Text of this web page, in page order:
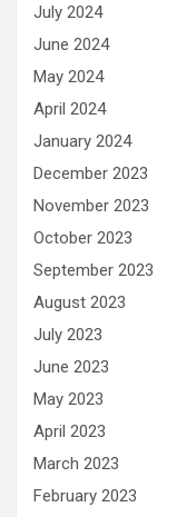
July 2024
June 2024
May 2024
April 2024
January 2024
December 2023
November 2023
October 2023
September 2023
August 2023
July 2023
June 2023
May 2023
April 2023
March 2023
February 2023